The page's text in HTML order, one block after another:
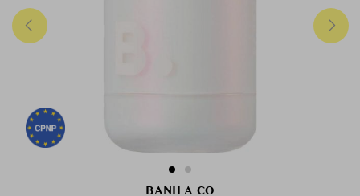
BANILA CO